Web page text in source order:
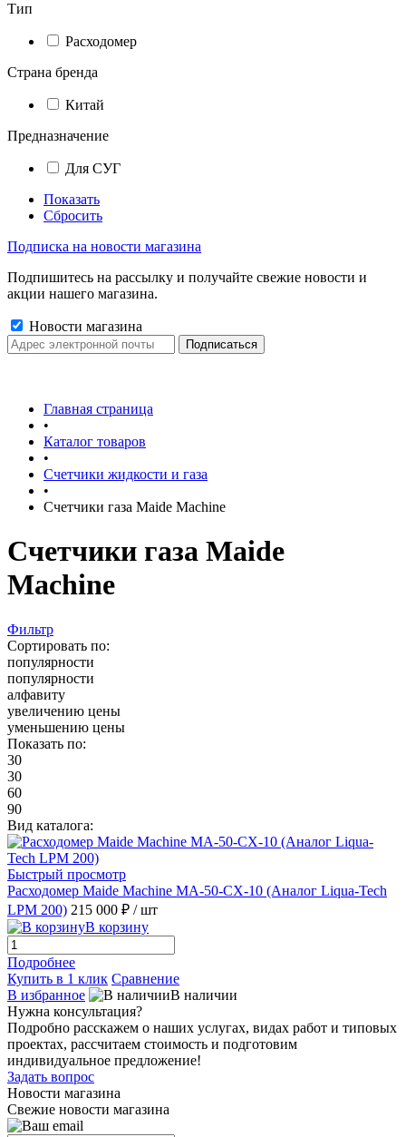
Тип
Расходомер
Страна бренда
Китай
Предназначение
Для СУГ
Показать
Сбросить
Подписка на новости магазина
Подпишитесь на рассылку и получайте свежие новости и
акции нашего магазина.
Новости магазина
Главная страница
•
Каталог товаров
•
Счетчики жидкости и газа
•
Счетчики газа Maide Machine
Счетчики газа Maide
Machine
Фильтр
Сортировать по:
популярности
популярности
алфавиту
увеличению цены
уменьшению цены
Показать по:
30
30
60
90
Вид каталога:
Быстрый просмотр
Расходомер Maide Machine MA-50-CX-10 (Аналог Liqua-Tech
LPM 200) 215 000 ₽ / шт
В корзину
Подробнее
Купить в 1 клик Сравнение
В избранное
В наличии
Нужна консультация?
Подробно расскажем о наших услугах, видах работ и типовых
проектах, рассчитаем стоимость и подготовим
индивидуальное предложение!
Задать вопрос
Новости магазина
Свежие новости магазина